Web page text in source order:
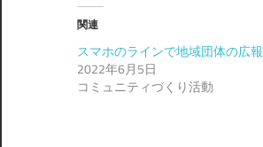
関連
スマホのラインで地域団体の広報
2022年6月5日
コミュニティづくり活動